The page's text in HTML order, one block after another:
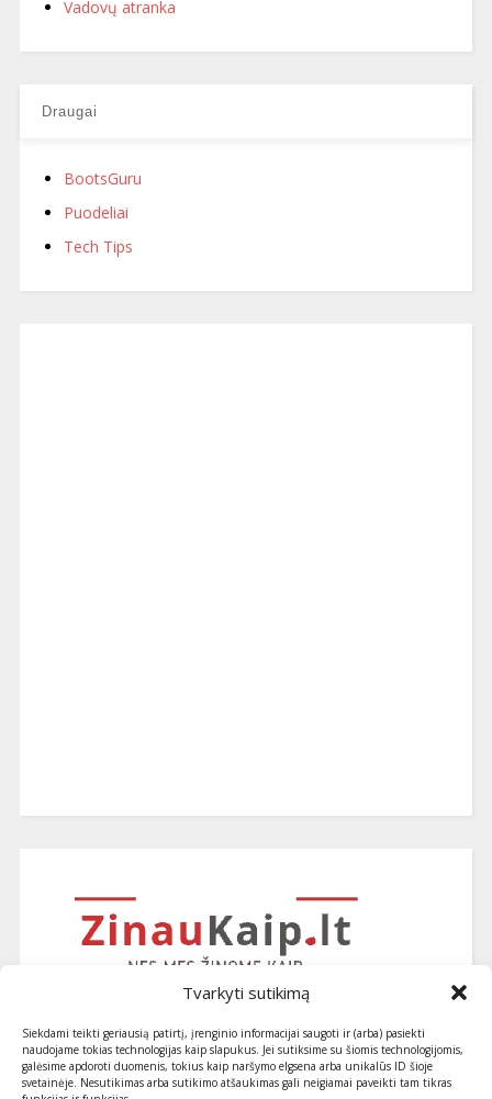
Tvarkyti sutikimą
Siekdami teikti geriausią patirtį, įrenginio informacijai saugoti ir (arba) pasiekti
naudojame tokias technologijas kaip slapukus. Jei sutiksime su šiomis technologijomis,
galėsime apdoroti duomenis, tokius kaip naršymo elgsena arba unikalūs ID šioje
svetainėje. Nesutikimas arba sutikimo atšaukimas gali neigiamai paveikti tam tikras
Vadovų atranka
Draugai
BootsGuru
Puodeliai
Tech Tips